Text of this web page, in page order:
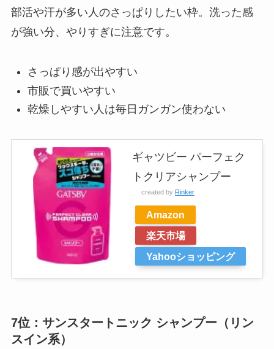
部活や汗が多い人のさっぱりしたい枠。洗った感
が強い分、やりすぎに注意です。
さっぱり感が出やすい
市販で買いやすい
乾燥しやすい人は毎日ガンガン使わない
ギャツビー パーフェク
トクリアシャンプー
created by Rinker
Amazon
楽天市場
Yahooショッピング
7位：サンスタートニック シャンプー（リン
スイン系）